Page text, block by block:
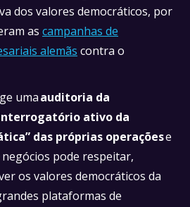
dos valores democráticos, por
as campanhas de
alemãs contra o
umaauditoria da
ativo da
das próprias operaçõese
pode respeitar,
os valores democráticos da
plataformas de